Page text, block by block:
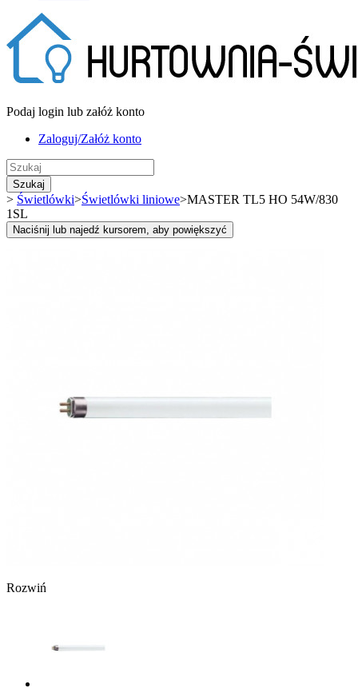
Podaj login lub załóż konto
Zaloguj/Załóż konto
Szukaj
> Świetlówki>Świetlówki liniowe>MASTER TL5 HO 54W/830
1SL
Naciśnij lub najedź kursorem, aby powiększyć
Rozwiń